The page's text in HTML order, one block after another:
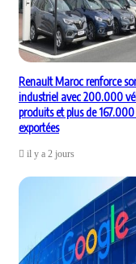
Renault Maroc renforce
industriel avec 200.000
produits et plus de
exportées
il y a 2 jours